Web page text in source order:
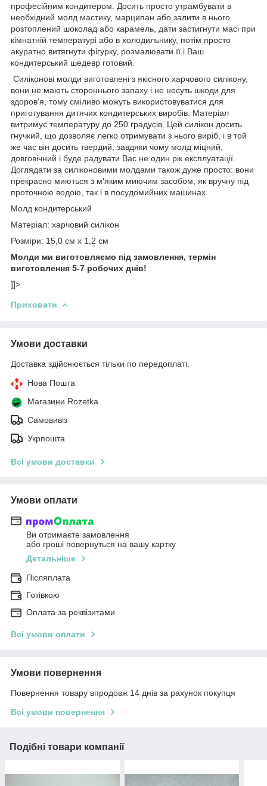
професійним кондитером. Досить просто утрамбувати в
необхідний молд мастику, марципан або залити в нього
розтоплений шоколад або карамель, дати застигнути масі при
кімнатній температурі або в холодильнику, потім просто
акуратно витягнути фігурку, розмалювати її і Ваш
кондитерський шедевр готовий.
Силіконові молди виготовлені з якісного харчового силікону,
вони не мають стороннього запаху і не несуть шкоди для
здоров'я, тому сміливо можуть використовуватися для
приготування дитячих кондитерських виробів. Матеріал
витримує температуру до 250 градусів. Цей силікон досить
гнучкий, що дозволяє легко отримувати з нього виріб, і в той
же час він досить твердий, завдяки чому молд міцний,
довговічний і буде радувати Вас не один рік експлуатації.
Доглядати за силіконовими молдами також дуже просто: вони
прекрасно миються з м'яким миючим засобом, як вручну під
проточною водою, так і в посудомийних машинах.
Молд кондитерський
Матеріал: харчовий силікон
Розміри: 15,0 см х 1,2 см
Молди ми виготовляємо під замовлення, термін
виготовлення 5-7 робочих днів!
]]>
Приховати
Умови доставки
Доставка здійснюється тільки по передоплаті.
Нова Пошта
Магазини Rozetka
Самовивіз
Укрпошта
Всі умови доставки
Умови оплати
Ви отримаєте замовлення
або гроші повернуться на вашу картку
Детальніше
Післяплата
Готівкою
Оплата за реквізитами
Всі умови оплати
Умови повернення
Повернення товару впродовж 14 днів за рахунок покупця
Всі умови повернення
Подібні товари компанії